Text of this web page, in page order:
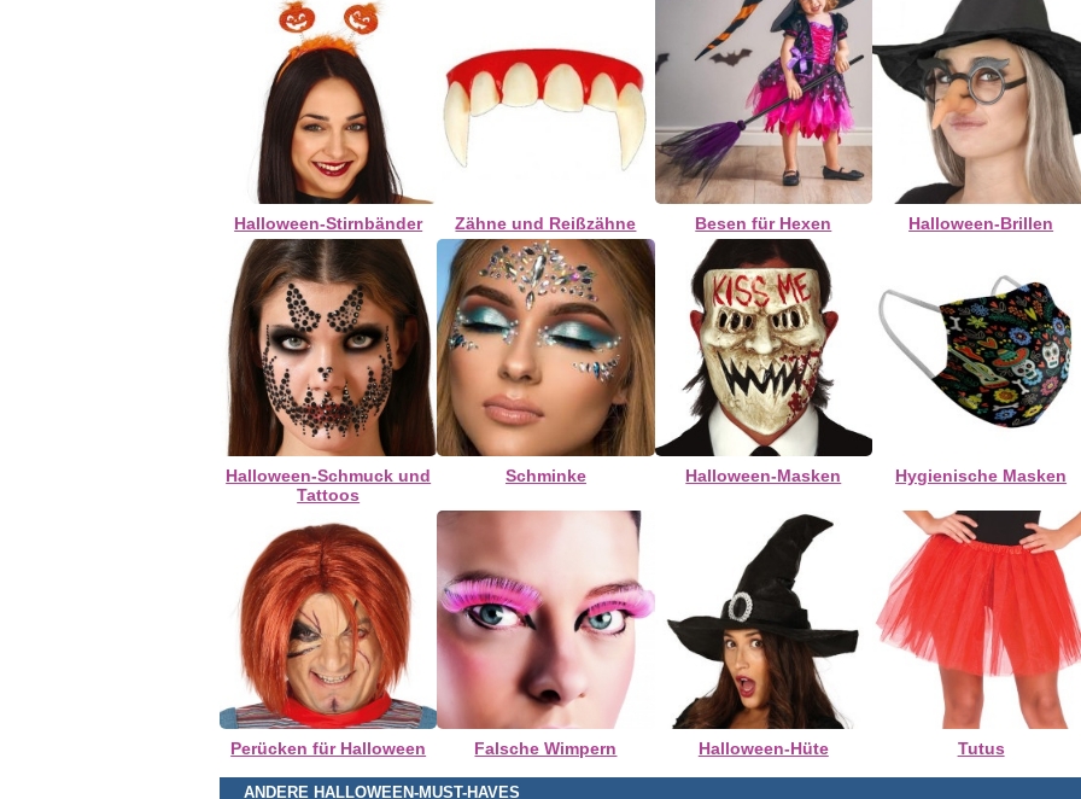
Halloween-Stirnbänder Zähne und Reißzähne Besen für Hexen Halloween-Brillen
Halloween-Schmuck und
Tattoos
Schminke Halloween-Masken Hygienische Masken
Perücken für Halloween Falsche Wimpern Halloween-Hüte Tutus
ANDERE HALLOWEEN-MUST-HAVES